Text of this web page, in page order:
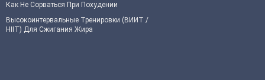
Как Не Сорваться При Похудении
Высокоинтервальные Тренировки (ВИИТ /
HIIT) Для Сжигания Жира